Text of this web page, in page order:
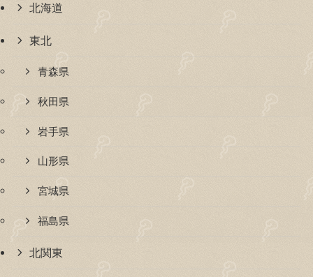
北海道
東北
青森県
秋田県
岩手県
山形県
宮城県
福島県
北関東